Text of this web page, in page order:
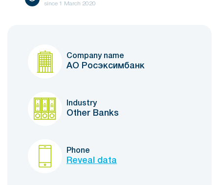
since 1 March 2020
Company name
АО Росэксимбанк
Industry
Other Banks
Phone
Reveal data